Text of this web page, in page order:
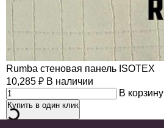
Rumba стеновая панель ISOTEX
10,285 ₽ В наличии
В корзину
Купить в один клик